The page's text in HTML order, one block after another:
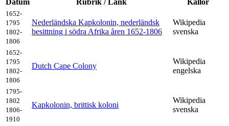
Datum Rubrik / Länk Källor
1652-
1795
1802-
1806
Nederländska Kapkolonin, nederländsk
besittning i södra Afrika åren 1652-1806
Wikipedia
svenska
1652-
1795
1802-
1806
Dutch Cape Colony
Wikipedia
engelska
1795-
1802
1806-
1910
Kapkolonin, brittisk koloni
Wikipedia
svenska